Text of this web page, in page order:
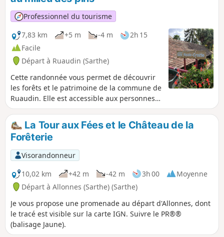
Professionnel du tourisme
7,83 km
+5 m -4 m
2h 15
Facile
Départ à Ruaudin (Sarthe)
Cette randonnée vous permet de découvrir
les forêts et le patrimoine de la commune de
Ruaudin. Elle est accessible aux personnes à
mobilité réduite, munies d'un fauteuil
roulant trois roues, et aux familles avec
poussette trois roues également.
La Tour aux Fées et le Château de la
Forêterie
Visorandonneur
10,02 km
+42 m -42 m 3h 00
Moyenne
Départ à Allonnes (Sarthe) (Sarthe)
Je vous propose une promenade au départ d'Allonnes, dont
le tracé est visible sur la carte IGN. Suivre le PR®®
(balisage Jaune).